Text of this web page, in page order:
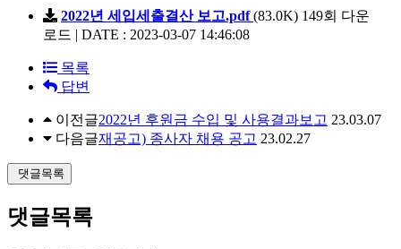
2022년 세입세출결산 보고.pdf (83.0K) 149회 다운
로드 | DATE : 2023-03-07 14:46:08
목록
답변
이전글2022년 후원금 수입 및 사용결과보고 23.03.07
다음글재공고) 종사자 채용 공고 23.02.27
댓글목록
댓글목록